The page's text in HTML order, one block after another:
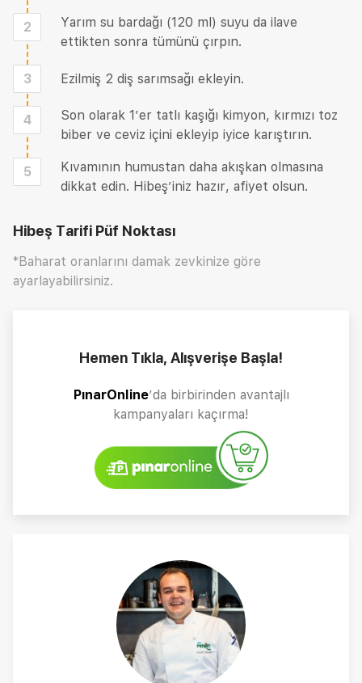
2
Yarım su bardağı (120 ml) suyu da ilave
ettikten sonra tümünü çırpın.
3 Ezilmiş 2 diş sarımsağı ekleyin.
4
Son olarak 1’er tatlı kaşığı kimyon, kırmızı toz
biber ve ceviz içini ekleyip iyice karıştırın.
5
Kıvamının humustan daha akışkan olmasına
dikkat edin. Hibeş’iniz hazır, afiyet olsun.
Hibeş Tarifi Püf Noktası
*Baharat oranlarını damak zevkinize göre
ayarlayabilirsiniz.
Hemen Tıkla, Alışverişe Başla!
PınarOnline’da birbirinden avantajlı
kampanyaları kaçırma!